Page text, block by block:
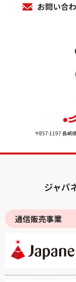
〒857-1197 長崎
お問い合
ジャパ
通信販売事業